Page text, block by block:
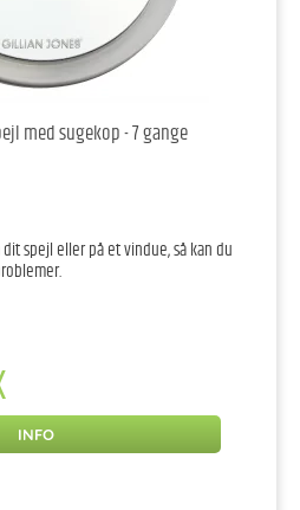
med sugekop - 7 gange
spejl eller på et vindue, så kan du
INFO